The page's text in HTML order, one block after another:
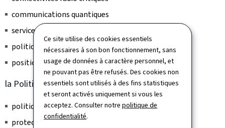
Ce site utilise des cookies essentiels
nécessaires à son bon fonctionnement, sans
usage de données à caractère personnel, et
ne pouvant pas être refusés. Des cookies non
essentiels sont utilisés à des fins statistiques
et seront activés uniquement si vous les
acceptez. Consulter notrepolitique de
confidentialité.
communications quantiques
services postaux
politique du spectre
positions orbitales (Espace)
la Politique numérique
politique des données
protection des données